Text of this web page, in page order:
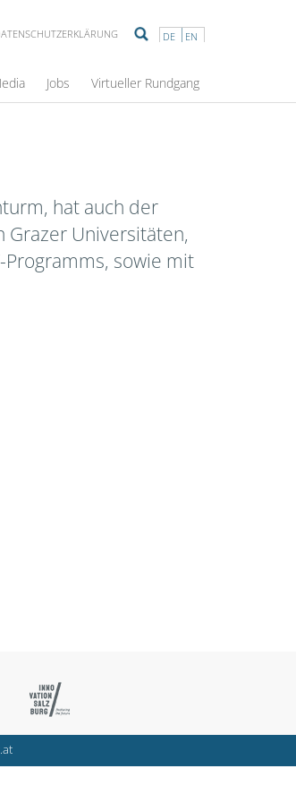
DE EN
Jobs Virtueller Rundgang
hat auch der
Grazer Universitäten,
sowie mit